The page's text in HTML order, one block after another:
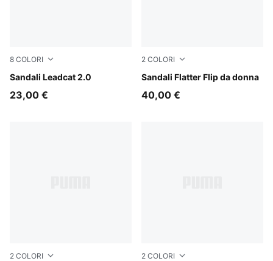
8 COLORI
Sandali Leadcat 2.0
Earthy Green-Bright Mango Yellow-PUMA Black
23,00 €
2 COLORI
Sandali Flatter Flip da donna
Rich Cocoa
40,00 €
2 COLORI 2 COLORI